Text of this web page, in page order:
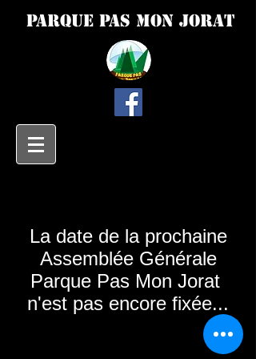
Parque Pas Mon Jorat
La date de la prochaine
Assemblée Générale
Parque Pas Mon Jorat
n'est pas encore fixée...